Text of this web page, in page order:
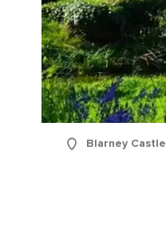
Blarney Castle